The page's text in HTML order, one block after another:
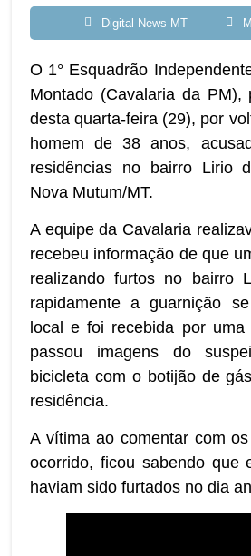
Digital News MT
O 1° Esquadrão
Montado (Cavalaria da PM),
desta quarta-feira (29), por
homem de 38 anos,
residências no bairro Lirio
Nova Mutum/MT.
A equipe da Cavalaria
recebeu informação de que
realizando furtos no bairro
rapidamente a guarnição
local e foi recebida por
passou imagens do
bicicleta com o botijão de
residência.
A vítima ao comentar com
ocorrido, ficou sabendo que
haviam sido furtados no dia